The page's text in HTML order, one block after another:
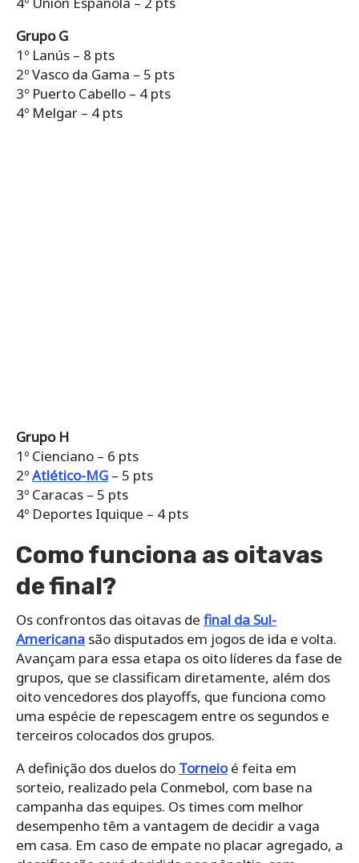
Grupo G
1º Lanús – 8 pts
2º Vasco da Gama – 5 pts
3º Puerto Cabello – 4 pts
4º Melgar – 4 pts
Grupo H
1º Cienciano – 6 pts
2ºAtlético-MG – 5 pts
3º Caracas – 5 pts
4º Deportes Iquique – 4 pts
Como funciona as oitavas
de final?
Os confrontos das oitavas de final da Sul-
Americana são disputados em jogos de ida e volta.
Avançam para essa etapa os oito líderes da fase de
grupos, que se classificam diretamente, além dos
oito vencedores dos playoffs, que funciona como
uma espécie de repescagem entre os segundos e
terceiros colocados dos grupos.
A definição dos duelos do Torneioé feita em
sorteio, realizado pela Conmebol, com base na
campanha das equipes. Os times com melhor
desempenho têm a vantagem de decidir a vaga
em casa. Em caso de empate no placar agregado, a